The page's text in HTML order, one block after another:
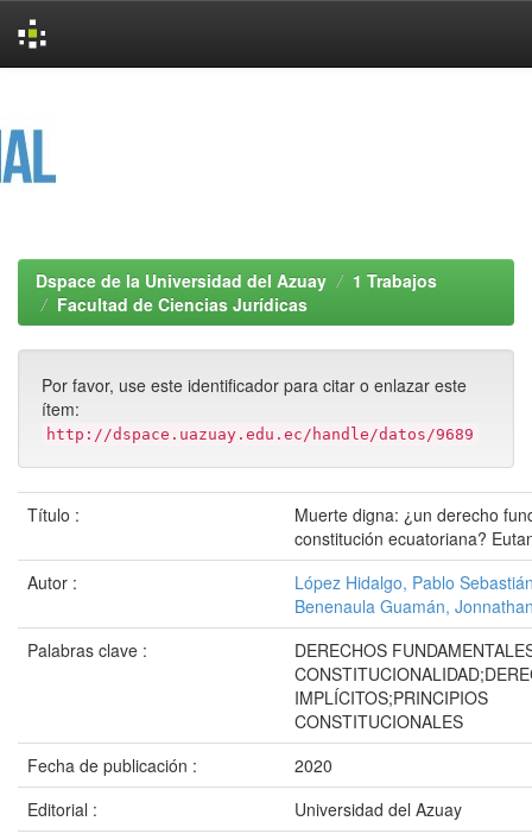
Dspace de la Universidad del Azuay
1 Trabajos
Facultad de Ciencias Jurídicas
Por favor, use este identificador para citar o enlazar este
ítem:
http://dspace.uazuay.edu.ec/handle/datos/9689
Título :
Muerte digna: ¿un derecho
constitución ecuatoriana?
Autor :
López Hidalgo, Pablo
Benenaula Guamán,
Palabras clave :
DERECHOS
IMPLÍCITOS;PRINCIPIOS
CONSTITUCIONALES
Fecha de publicación :
2020
Editorial :
Universidad del Azuay